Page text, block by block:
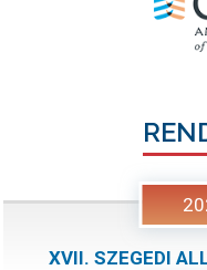
XVII. SZEGEDI